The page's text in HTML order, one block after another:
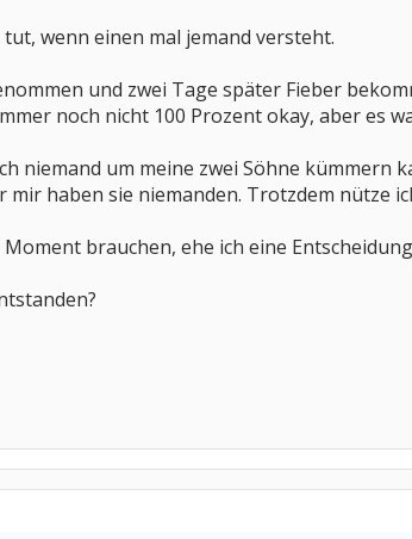
wenn einen mal jemand versteht.
und zwei Tage später Fieber
noch nicht 100 Prozent okay, aber es
niemand um meine zwei Söhne kümmern
haben sie niemanden. Trotzdem nütze
brauchen, ehe ich eine